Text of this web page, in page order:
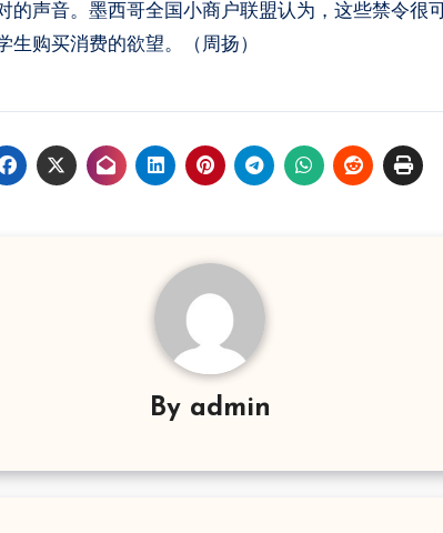
的声音。墨西哥全国小商户联盟认为，这些禁令很
购买消费的欲望。（周扬）
By admin